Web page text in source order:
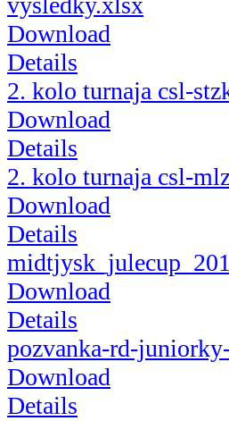
Download
Details
2. kolo turnaja csl-
Download
Details
2. kolo turnaja csl-
Download
Details
Download
Details
pozvanka-rd-
Download
Details